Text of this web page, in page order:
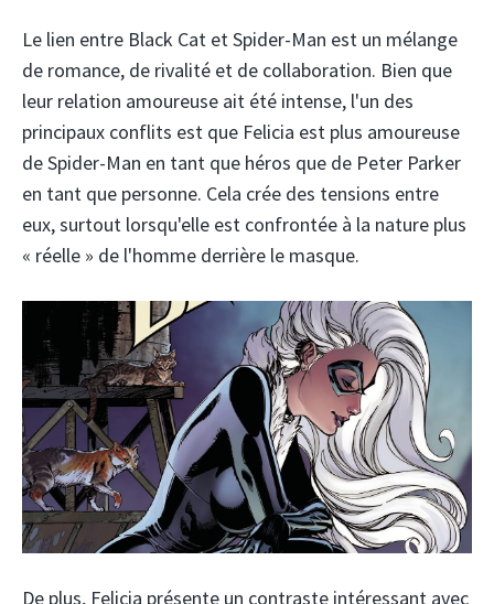
Le lien entre Black Cat et Spider-Man est un mélange
de romance, de rivalité et de collaboration. Bien que
leur relation amoureuse ait été intense, l'un des
principaux conflits est que Felicia est plus amoureuse
de Spider-Man en tant que héros que de Peter Parker
en tant que personne. Cela crée des tensions entre
eux, surtout lorsqu'elle est confrontée à la nature plus
« réelle » de l'homme derrière le masque.
De plus, Felicia présente un contraste intéressant avec